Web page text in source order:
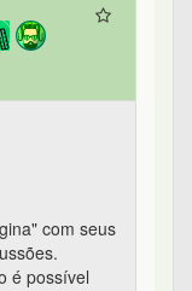
com seus
é possível